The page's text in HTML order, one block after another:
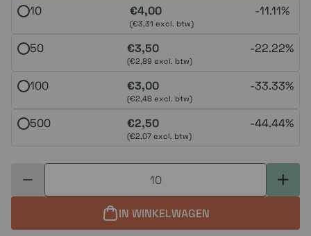
10 €4,00
(€3,31 excl. btw)
-11.11%
50 €3,50
(€2,89 excl. btw)
-22.22%
100 €3,00
(€2,48 excl. btw)
-33.33%
500 €2,50
(€2,07 excl. btw)
-44.44%
IN WINKELWAGEN